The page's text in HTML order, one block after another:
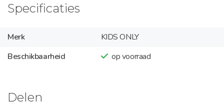
Specificaties
Merk
KIDS ONLY
Beschikbaarheid
op voorraad
Delen